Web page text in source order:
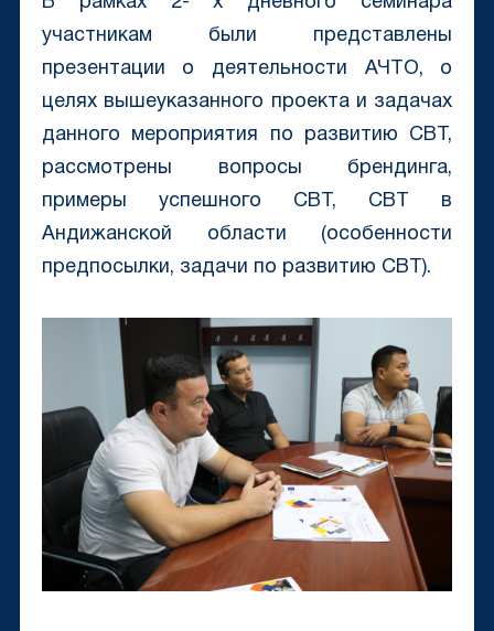
участникам были представлены
презентации о деятельности АЧТО, о
целях вышеуказанного проекта и задачах
данного мероприятия по развитию CBT,
рассмотрены вопросы брендинга,
примеры успешного CBT, CBT в
Андижанской области (особенности
предпосылки, задачи по развитию CBT).